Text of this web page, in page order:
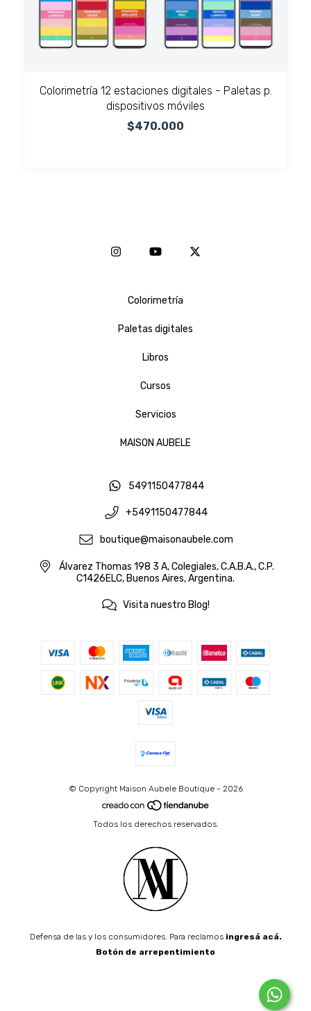
Colorimetría 12 estaciones digitales - Paletas p.
dispositivos móviles
$470.000
Colorimetría
Paletas digitales
Libros
Cursos
Servicios
MAISON AUBELE
5491150477844
+5491150477844
boutique@maisonaubele.com
Álvarez Thomas 198 3 A, Colegiales, C.A.B.A., C.P.
C1426ELC, Buenos Aires, Argentina.
Visita nuestro Blog!
© Copyright Maison Aubele Boutique - 2026
Todos los derechos reservados.
Defensa de las y los consumidores. Para reclamos ingresá acá.
Botón de arrepentimiento